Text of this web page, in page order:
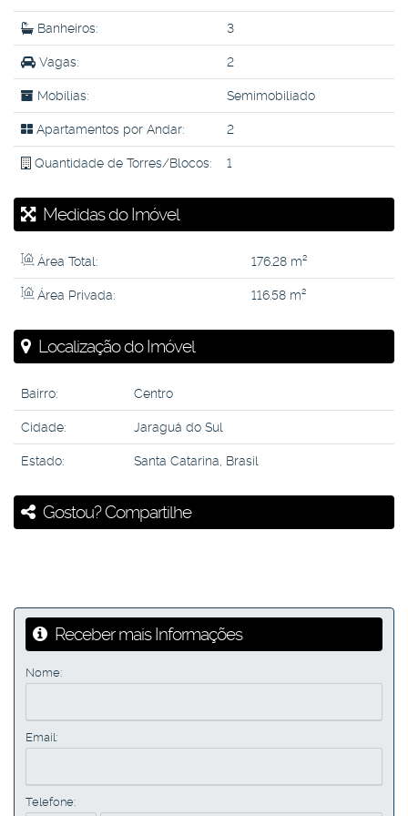
Banheiros: 3
Vagas: 2
Mobílias: Semimobiliado
Apartamentos por Andar: 2
Quantidade de Torres/Blocos: 1
Medidas do Imóvel
Área Total: 176.28 m²
Área Privada: 116.58 m²
Localização do Imóvel
Bairro: Centro
Cidade: Jaraguá do Sul
Estado: Santa Catarina, Brasil
Gostou? Compartilhe
Receber mais Informações
Nome:
Email:
Telefone: